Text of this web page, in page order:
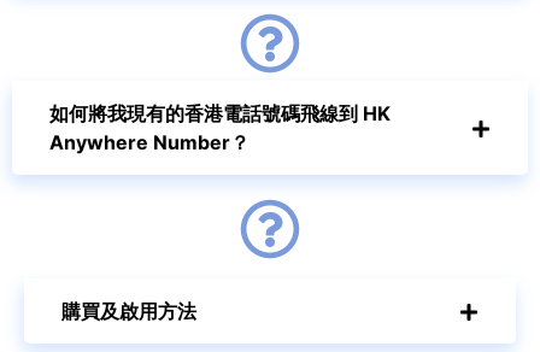
如何將我現有的香港電話號碼飛線到 HK
Anywhere Number？
購買及啟用方法